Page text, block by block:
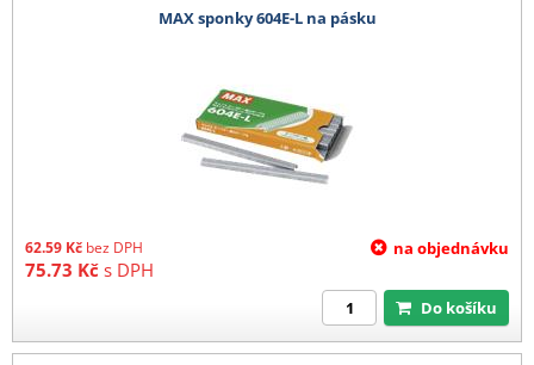
MAX sponky 604E-L na pásku
62.59 Kč bez DPH
75.73 Kč s DPH
na objednávku
Do košíku